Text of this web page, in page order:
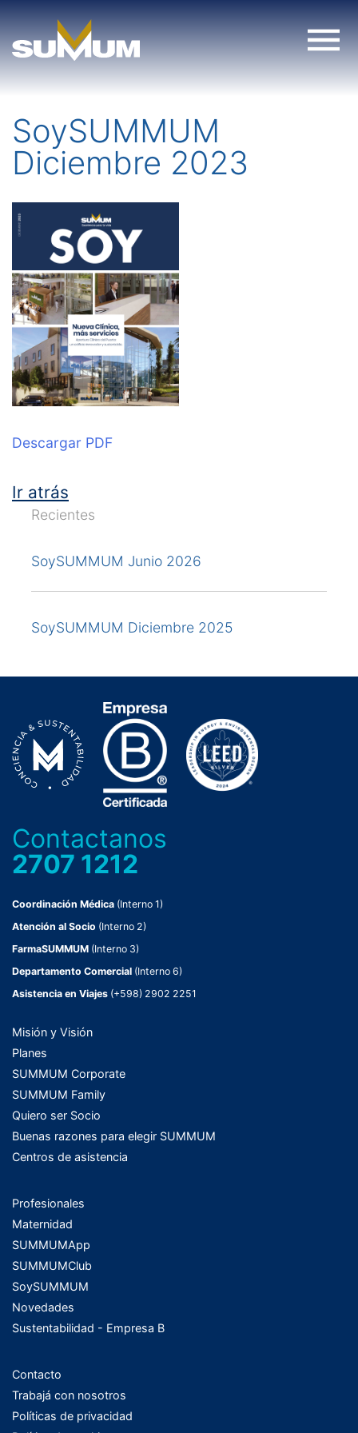
content
SoySUMMUM
Diciembre 2023
Descargar PDF
Ir atrás
Recientes
SoySUMMUM Junio 2026
SoySUMMUM Diciembre 2025
Contactanos
2707 1212
Coordinación Médica (Interno 1)
Atención al Socio (Interno 2)
FarmaSUMMUM (Interno 3)
Departamento Comercial (Interno 6)
Asistencia en Viajes (+598) 2902 2251
Misión y Visión
Planes
SUMMUM Corporate
SUMMUM Family
Quiero ser Socio
Buenas razones para elegir SUMMUM
Centros de asistencia
Profesionales
Maternidad
SUMMUMApp
SUMMUMClub
SoySUMMUM
Novedades
Sustentabilidad - Empresa B
Contacto
Trabajá con nosotros
Políticas de privacidad